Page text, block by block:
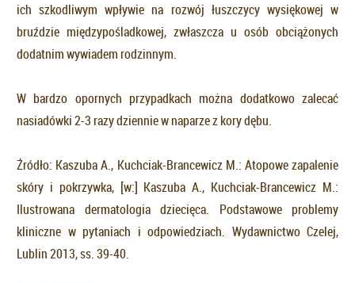
ich szkodliwym wpływie na rozwój łuszczycy wysiękowej w
bruździe międzypośladkowej, zwłaszcza u osób obciążonych
dodatnim wywiadem rodzinnym.
W bardzo opornych przypadkach można dodatkowo zalecać
nasiadówki 2-3 razy dziennie w naparze z kory dębu.
Źródło: Kaszuba A., Kuchciak-Brancewicz M.: Atopowe zapalenie
skóry i pokrzywka, [w:] Kaszuba A., Kuchciak-Brancewicz M.:
Ilustrowana dermatologia dziecięca. Podstawowe problemy
kliniczne w pytaniach i odpowiedziach. Wydawnictwo Czelej,
Lublin 2013, ss. 39-40.